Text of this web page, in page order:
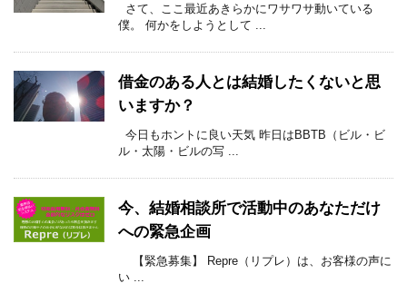
さて、ここ最近あきらかにワサワサ動いている
僕。 何かをしようとして ...
借金のある人とは結婚したくないと思
いますか？
今日もホントに良い天気 昨日はBBTB（ビル・ビ
ル・太陽・ビルの写 ...
今、結婚相談所で活動中のあなただけ
への緊急企画
【緊急募集】 Repre（リプレ）は、お客様の声に
い ...